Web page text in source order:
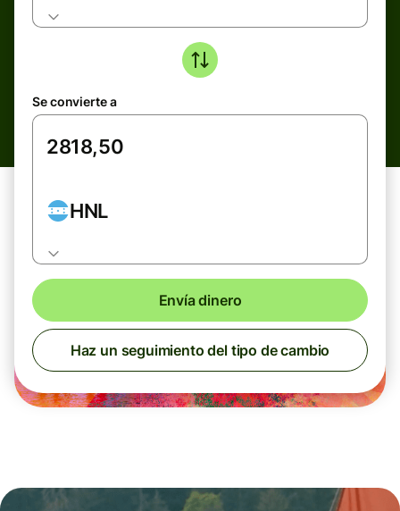
Se convierte a
HNL
Envía dinero
Haz un seguimiento del tipo de cambio